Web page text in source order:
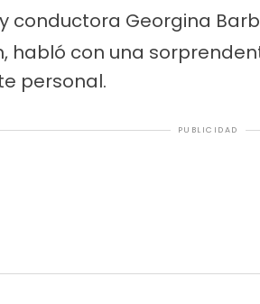
conductora Georgina
habló con una
personal.
PUBLICIDAD